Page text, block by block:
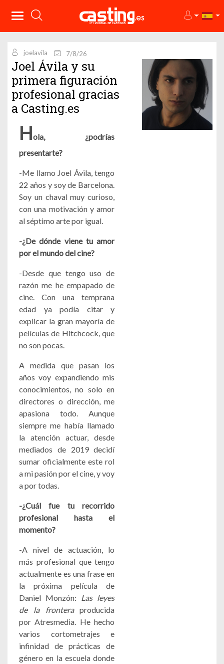
joelavila 7/8/26
Joel Ávila y su
primera figuración
profesional gracias
a Casting.es
Hola, ¿podrías
presentarte?
-Me llamo Joel Ávila, tengo
22 años y soy de Barcelona.
Soy un chaval muy curioso,
con una motivación y amor
al séptimo arte por igual.
-¿De dónde viene tu amor
por el mundo del cine?
-Desde que tengo uso de
razón me he empapado de
cine. Con una temprana
edad ya podía citar y
explicar la gran mayoría de
películas de Hitchcock, que
no son pocas.
A medida que pasan los
años voy expandiendo mis
conocimientos, no solo en
directores o dirección, me
apasiona todo. Aunque
siempre me había llamado
la atención actuar, desde
mediados de 2019 decidí
sumar oficialmente este rol
a mi pasión por el cine, y voy
a por todas.
-¿Cuál fue tu recorrido
profesional hasta el
momento?
-A nivel de actuación, lo
más profesional que tengo
actualmente es una frase en
la próxima película de
Daniel Monzón: Las leyes
de la fronteraproducida
por Atresmedia. He hecho
varios cortometrajes e
infinidad de prácticas de
género en la escuela donde